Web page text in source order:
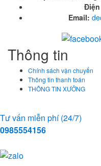
Email:
Thông tin
Chính sách vận chuyển
Thông tin thanh toán
THÔNG TIN XƯỞNG
Tư vấn miễn phí (24/7)
0985554156